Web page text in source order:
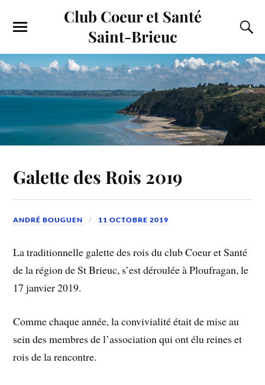
Club Coeur et Santé
Saint-Brieuc
Galette des Rois 2019
ANDRÉ BOUGUEN 11 OCTOBRE 2019
La traditionnelle galette des rois du club Coeur et Santé
de la région de St Brieuc, s’est déroulée à Ploufragan, le
17 janvier 2019.
Comme chaque année, la convivialité était de mise au
sein des membres de l’association qui ont élu reines et
rois de la rencontre.